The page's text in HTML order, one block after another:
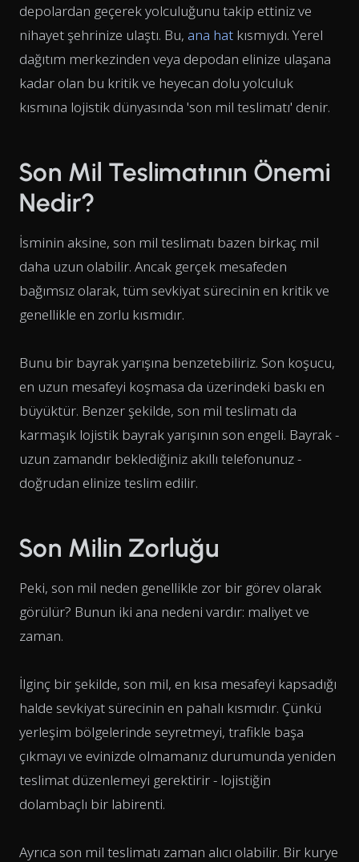
depolardan geçerek yolculuğunu takip ettiniz ve
nihayet şehrinize ulaştı. Bu, ana hat kısmıydı. Yerel
dağıtım merkezinden veya depodan elinize ulaşana
kadar olan bu kritik ve heyecan dolu yolculuk
kısmına lojistik dünyasında 'son mil teslimatı' denir.
Son Mil Teslimatının Önemi
Nedir?
İsminin aksine, son mil teslimatı bazen birkaç mil
daha uzun olabilir. Ancak gerçek mesafeden
bağımsız olarak, tüm sevkiyat sürecinin en kritik ve
genellikle en zorlu kısmıdır.
Bunu bir bayrak yarışına benzetebiliriz. Son koşucu,
en uzun mesafeyi koşmasa da üzerindeki baskı en
büyüktür. Benzer şekilde, son mil teslimatı da
karmaşık lojistik bayrak yarışının son engeli. Bayrak -
uzun zamandır beklediğiniz akıllı telefonunuz -
doğrudan elinize teslim edilir.
Son Milin Zorluğu
Peki, son mil neden genellikle zor bir görev olarak
görülür? Bunun iki ana nedeni vardır: maliyet ve
zaman.
İlginç bir şekilde, son mil, en kısa mesafeyi kapsadığı
halde sevkiyat sürecinin en pahalı kısmıdır. Çünkü
yerleşim bölgelerinde seyretmeyi, trafikle başa
çıkmayı ve evinizde olmamanız durumunda yeniden
teslimat düzenlemeyi gerektirir - lojistiğin
dolambaçlı bir labirenti.
Ayrıca son mil teslimatı zaman alıcı olabilir. Bir kurye